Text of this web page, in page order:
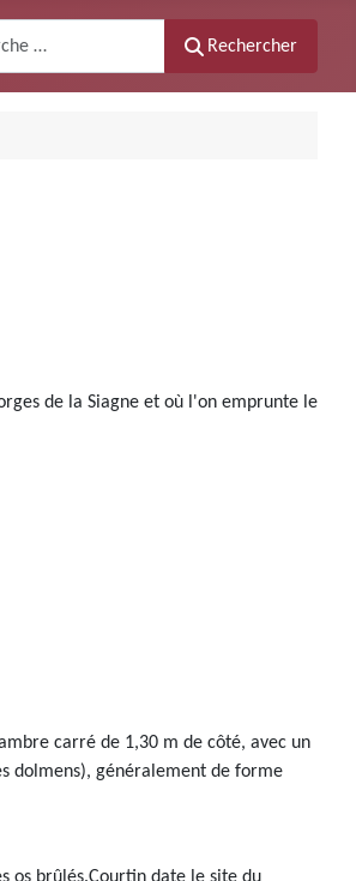
Rechercher
de la Siagne et où l'on emprunte le
carré de 1,30 m de côté, avec un
dolmens), généralement de forme